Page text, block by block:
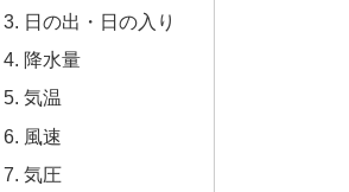
日の出・日の入り
降水量
気温
風速
気圧